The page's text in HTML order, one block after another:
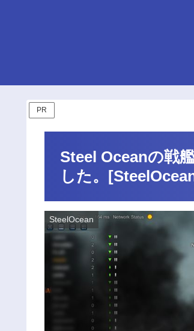
PR
Steel Oceanの戦
した。
SteelOcean